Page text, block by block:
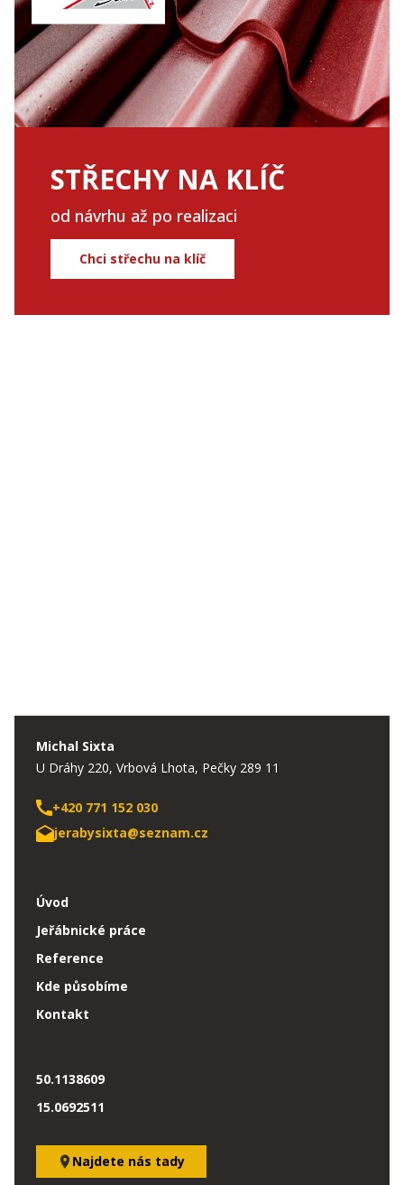
STŘECHY NA KLÍČ
od návrhu až po realizaci
Chci střechu na klíč
Michal Sixta
U Dráhy 220, Vrbová Lhota, Pečky 289 11
+420 771 152 030
jerabysixta@seznam.cz
Úvod
Jeřábnické práce
Reference
Kde působíme
Kontakt
50.1138609
15.0692511
Najdete nás tady